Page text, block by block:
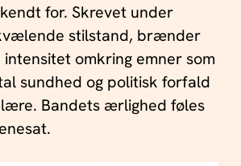
for. Skrevet under
stilstand, brænder
omkring emner som
sundhed og politisk forfald
Bandets ærlighed føles